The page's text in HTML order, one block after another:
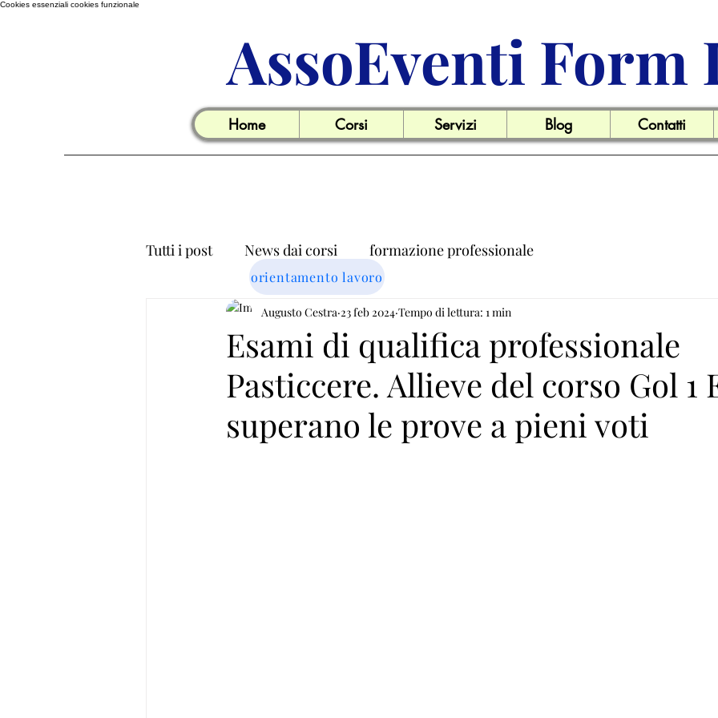
Cookies essenziali cookies funzionale
Home Corsi Servizi Blog Contatti
AssoEventi Form
Tutti i post News dai corsi formazione professionale
Informazioni utili per il lavoro Offerte di lavoro
Esami di qualifica professionale
Pasticcere. Allieve del corso Gol 1
superano le prove a pieni voti
Augusto Cestra 23 feb 2024 Tempo di lettura: 1 min
orientamento lavoro